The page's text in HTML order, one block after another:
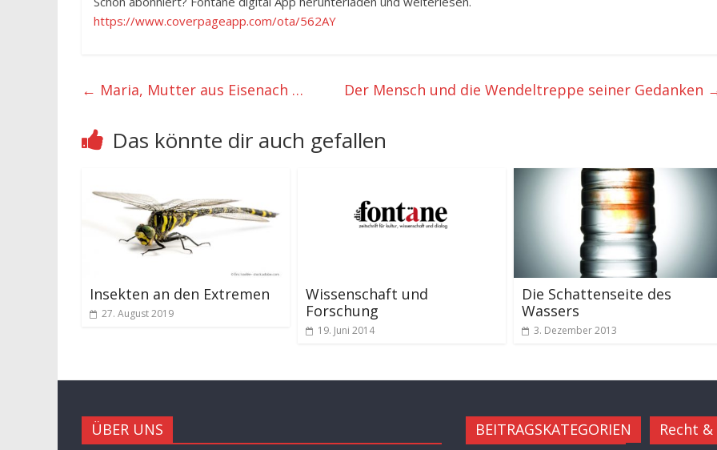
https://www.coverpageapp.com/ota/562AY
← Maria, Mutter aus Eisenach … Der Mensch und die Wendeltreppe seiner Gedanken
Das könnte dir auch gefallen
Insekten an den Extremen
27. August 2019
Wissenschaft und
Forschung
19. Juni 2014
Die Schattenseite des
Wassers
3. Dezember 2013
ÜBER UNS BEITRAGSKATEGORIEN Recht